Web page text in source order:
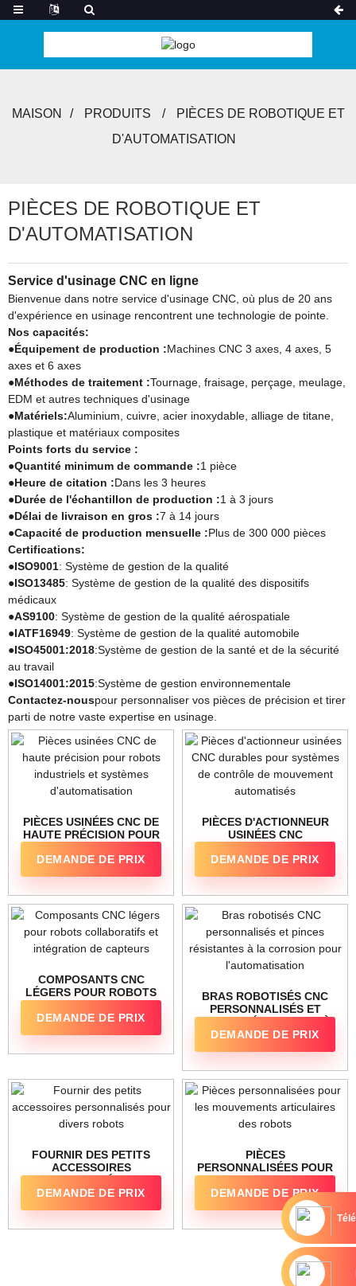
MAISON PRODUITS
PIÈCES DE ROBOTIQUE ET
D'AUTOMATISATION
PIÈCES DE ROBOTIQUE ET
D'AUTOMATISATION
Service d'usinage CNC en ligne
Bienvenue dans notre service d'usinage CNC, où plus de 20 ans
d'expérience en usinage rencontrent une technologie de pointe.
Nos capacités:
●Équipement de production :Machines CNC 3 axes, 4 axes, 5
axes et 6 axes
●Méthodes de traitement :Tournage, fraisage, perçage, meulage,
EDM et autres techniques d'usinage
●Matériels:Aluminium, cuivre, acier inoxydable, alliage de titane,
plastique et matériaux composites
Points forts du service :
●Quantité minimum de commande :1 pièce
●Heure de citation :Dans les 3 heures
●Durée de l'échantillon de production :1 à 3 jours
●Délai de livraison en gros :7 à 14 jours
●Capacité de production mensuelle :Plus de 300 000 pièces
Certifications:
●ISO9001: Système de gestion de la qualité
●ISO13485: Système de gestion de la qualité des dispositifs
médicaux
●AS9100: Système de gestion de la qualité aérospatiale
●IATF16949: Système de gestion de la qualité automobile
●ISO45001:2018:Système de gestion de la santé et de la sécurité
au travail
●ISO14001:2015:Système de gestion environnementale
Contactez-nouspour personnaliser vos pièces de précision et tirer
parti de notre vaste expertise en usinage.
PIÈCES USINÉES CNC DE
HAUTE PRÉCISION POUR
ET SYSTÈMES
DEMANDE DE PRIX
PIÈCES D'ACTIONNEUR
USINÉES CNC
SYSTÈMES DE
AUTOMATISÉS
DEMANDE DE PRIX
COMPOSANTS CNC
LÉGERS POUR ROBOTS
INTÉGRATION DE
DEMANDE DE PRIX
BRAS ROBOTISÉS CNC
PERSONNALISÉS ET
LA CORROSION POUR
DEMANDE DE PRIX
FOURNIR DES PETITS
ACCESSOIRES
DIVERS ROBOTS
DEMANDE DE PRIX
PIÈCES
PERSONNALISÉES POUR
ARTICULAIRES DES
ROBOTS
DEMANDE DE PRIX